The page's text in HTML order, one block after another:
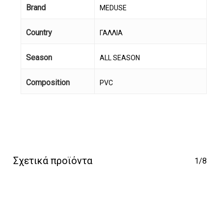
Brand MEDUSE
Country ΓΑΛΛΙΑ
Season ALL SEASON
Composition PVC
Σχετικά προϊόντα 1/8